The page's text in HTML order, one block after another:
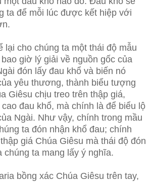
ta để mỗi lúc được kết hiệp với
lại cho chúng ta một thái độ mẫu
giờ lý giải về nguồn gốc của
đón lấy đau khổ và biến nó
yêu thương, thành biểu tượng
Giêsu chịu treo trên thập giá,
đau khổ, mà chính là để biểu lộ
Ngài. Như vậy, chính trong mầu
ta đón nhận khổ đau; chính
giá Chúa Giêsu mà thái độ đón
chúng ta mang lấy ý nghĩa.
bồng xác Chúa Giêsu trên tay,